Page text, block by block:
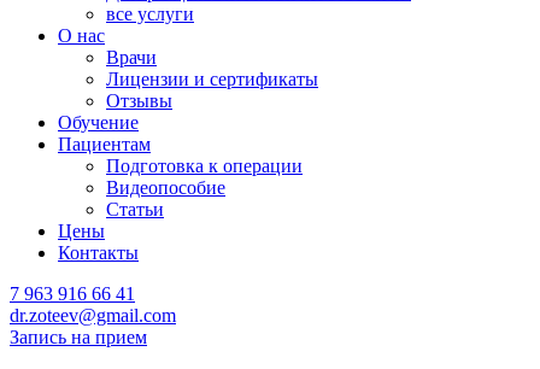
все услуги
О нас
Врачи
Лицензии и сертификаты
Отзывы
Обучение
Пациентам
Подготовка к операции
Видеопособие
Статьи
Цены
Контакты
7 963 916 66 41
dr.zoteev@gmail.com
Запись на прием